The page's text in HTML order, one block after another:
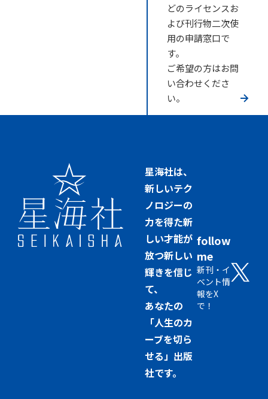
どのライセンスお
よび刊行物二次使
用の申請窓口で
す。
ご希望の方はお問
い合わせくださ
い。
星海社は、
新しいテク
ノロジーの
力を得た新
しい才能が
放つ新しい
輝きを信じ
て、
あなたの
「人生のカ
ーブを切ら
せる」出版
社です。
follow
me
新刊・イ
ベント情
報をX
で！